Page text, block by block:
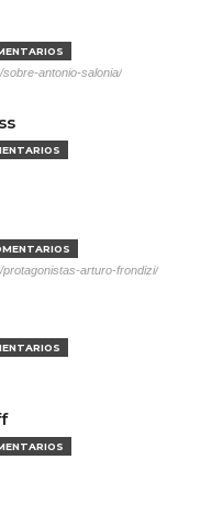
antonio-salonia/
arturo-frondizi/